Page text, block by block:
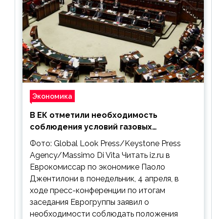
Экономика
В ЕК отметили необходимость
соблюдения условий газовых
контрактов с РФ
Фото: Global Look Press/Keystone Press
Agency/Massimo Di Vita Читать iz.ru в
Еврокомиссар по экономике Паоло
Джентилони в понедельник, 4 апреля, в
ходе пресс-конференции по итогам
заседания Еврогруппы заявил о
необходимости соблюдать положения